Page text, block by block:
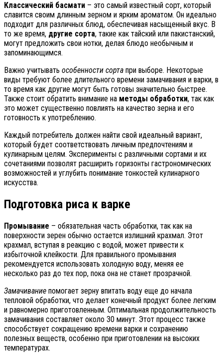
Классический басмати – это самый известный сорт, который
славится своим длинным зерном и ярким ароматом. Он идеально
подходит для различных блюд, обеспечивая насыщенный вкус. В
то же время, другие сорта, такие как тайский или пакистанский,
могут предложить свои нотки, делая блюдо необычным и
запоминающимся.
Важно учитывать особенности сорта при выборе. Некоторые
виды требуют более длительного времени замачивания и варки, в
то время как другие могут быть готовы значительно быстрее.
Также стоит обратить внимание на методы обработки, так как
это может существенно повлиять на качество зерна и его
готовность к употреблению.
Каждый потребитель должен найти свой идеальный вариант,
который будет соответствовать личным предпочтениям и
кулинарным целям. Эксперименты с различными сортами и их
сочетаниями позволят расширить горизонты гастрономических
возможностей и углубить понимание тонкостей кулинарного
искусства.
Подготовка риса к варке
Промывание – обязательная часть обработки, так как на
поверхности зерен обычно остается излишний крахмал. Этот
крахмал, вступая в реакцию с водой, может привести к
избыточной клейкости. Для правильного промывания
рекомендуется использовать холодную воду, меняя ее
несколько раз до тех пор, пока она не станет прозрачной.
Замачивание помогает зерну впитать воду еще до начала
тепловой обработки, что делает конечный продукт более легким
и равномерно приготовленным. Оптимальная продолжительность
замачивания составляет около 30 минут. Этот процесс также
способствует сокращению времени варки и сохранению
полезных веществ, особенно при приготовлении на высоких
температурах.